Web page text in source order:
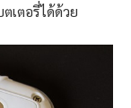
เตอรี่ได้ด้วย